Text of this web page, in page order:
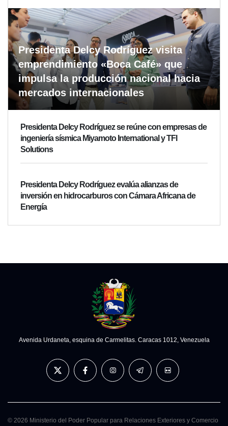
Presidenta Delcy Rodríguez visita
emprendimiento «Boca Café» que
impulsa la producción nacional hacia
mercados internacionales
Presidenta Delcy Rodríguez se reúne con empresas de
ingeniería sísmica Miyamoto International y TFI
Solutions
Presidenta Delcy Rodríguez evalúa alianzas de
inversión en hidrocarburos con Cámara Africana de
Energía
Avenida Urdaneta, esquina de Carmelitas. Caracas 1012, Venezuela
© 2026 Ministerio del Poder Popular para Relaciones Exteriores y Comercio